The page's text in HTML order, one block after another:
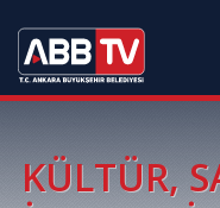
KÜLTÜR,